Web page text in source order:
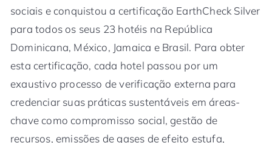
sociais e conquistou a certificação EarthCheck Silver
para todos os seus 23 hotéis na República
Dominicana, México, Jamaica e Brasil. Para obter
esta certificação, cada hotel passou por um
exaustivo processo de verificação externa para
credenciar suas práticas sustentáveis em áreas-
chave como compromisso social, gestão de
recursos, emissões de gases de efeito estufa,